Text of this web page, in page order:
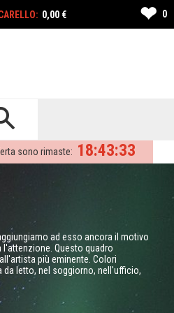
0,00 € ❤ 0
18:43:32
sono rimaste:
ad esso ancora il motivo
Questo quadro
più eminente. Colori
letto, nel soggiorno, nell'ufficio,